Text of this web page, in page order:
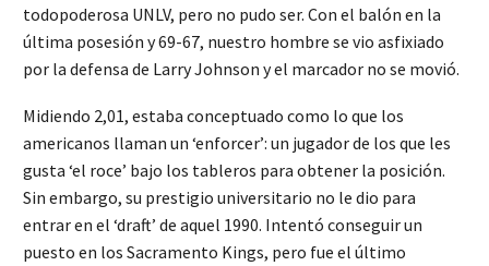
todopoderosa UNLV, pero no pudo ser. Con el balón en la
última posesión y 69-67, nuestro hombre se vio asfixiado
por la defensa de Larry Johnson y el marcador no se movió.
Midiendo 2,01, estaba conceptuado como lo que los
americanos llaman un ‘enforcer’: un jugador de los que les
gusta ‘el roce’ bajo los tableros para obtener la posición.
Sin embargo, su prestigio universitario no le dio para
entrar en el ‘draft’ de aquel 1990. Intentó conseguir un
puesto en los Sacramento Kings, pero fue el último